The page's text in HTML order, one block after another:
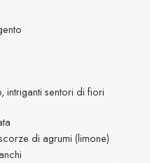
– Agrigento
sentori di fiori
Donnafugata
di agrumi (limone)